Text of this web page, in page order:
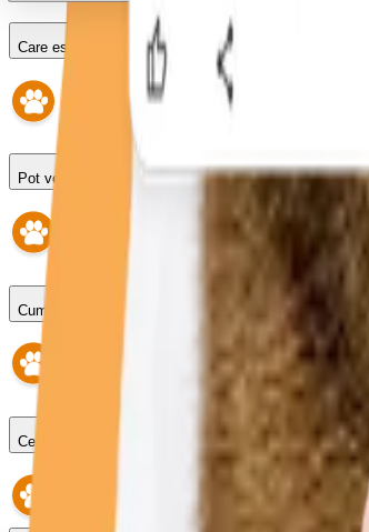
Care este programul?
Pot veni fără programare?
Cum fac o programare?
Ce se întâmplă dacă întârzii?